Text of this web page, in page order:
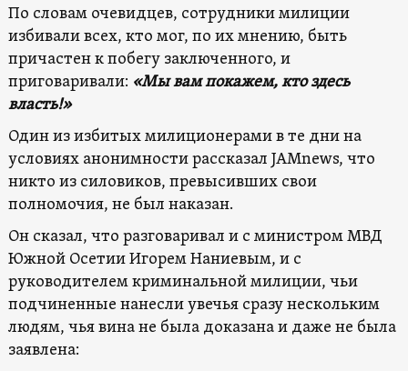
По словам очевидцев, сотрудники милиции
избивали всех, кто мог, по их мнению, быть
причастен к побегу заключенного, и
приговаривали: «Мы вам покажем, кто здесь
власть!»
Один из избитых милиционерами в те дни на
условиях анонимности рассказал JAMnews, что
никто из силовиков, превысивших свои
полномочия, не был наказан.
Он сказал, что разговаривал и с министром МВД
Южной Осетии Игорем Наниевым, и с
руководителем криминальной милиции, чьи
подчиненные нанесли увечья сразу нескольким
людям, чья вина не была доказана и даже не была
заявлена: